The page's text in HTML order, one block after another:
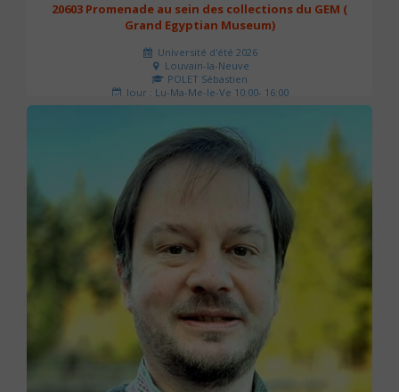
20603 Promenade au sein des collections du GEM (
Grand Egyptian Museum)
Université d'été 2026
Louvain-la-Neuve
POLET Sébastien
Jour : Lu-Ma-Me-Je-Ve 10:00- 16:00
Nombre de séances : 2